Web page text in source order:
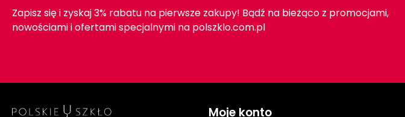
Zapisz się i zyskaj 3% rabatu na pierwsze zakupy! Bądź na bieżąco z promocjami,
nowościami i ofertami specjalnymi na polszklo.com.pl
Moje konto